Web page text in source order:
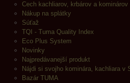
Cech kachliarov, krbárov a
Nákup na splátky
Súťaž
TQI - Tuma Quality Index
Eco Plus System
Novinky
Najpredávanejší produkt
Nájdi si svojho kominára, kachliara v
Bazár TUMA